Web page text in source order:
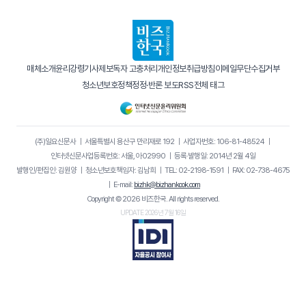
매체소개윤리강령기사제보독자 고충처리 개인정보취급방침이메일무단수집거부
청소년보호정책정정·반론 보도RSS전체 태그
(주)일요신문사｜ 서울특별시 용산구 만리재로 192｜ 사업자번호: 106-81-48524｜
인터넷신문사업등록번호: 서울, 아02990
등록·발행일: 2014년 2월 4일
발행인/편집인: 김원양｜ 청소년보호책임자: 김남희 TEL: 02-2198-1591
FAX: 02-738-4675
E-mail: bizhk@bizhankook.com
Copyright © 2026 비즈한국. All rights reserved.
UPDATE 2026년 7월 16일